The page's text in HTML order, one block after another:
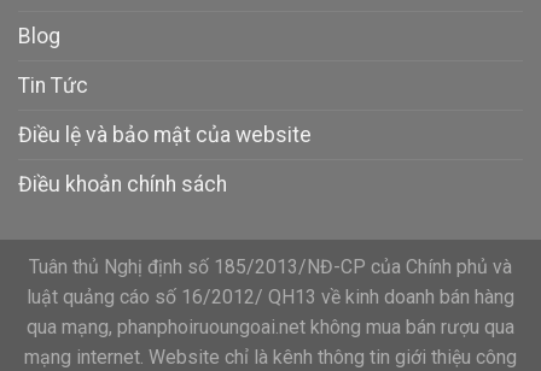
Blog
Tin Tức
Điều lệ và bảo mật của website
Điều khoản chính sách
Tuân thủ Nghị định số 185/2013/NĐ-CP của Chính phủ và
luật quảng cáo số 16/2012/ QH13 về kinh doanh bán hàng
qua mạng, phanphoiruoungoai.net không mua bán rượu qua
mạng internet. Website chỉ là kênh thông tin giới thiệu công